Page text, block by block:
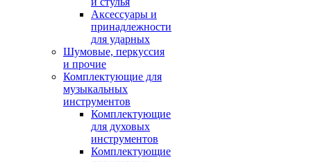
Аксессуары и
принадлежности
для ударных
Шумовые, перкуссия
и прочие
Комплектующие для
музыкальных
инструментов
Комплектующие
для духовых
инструментов
Комплектующие